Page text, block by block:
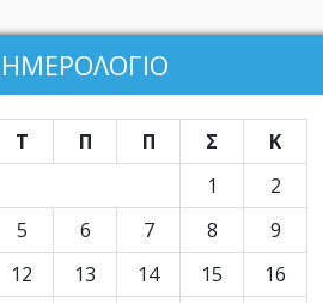
ΗΜΕΡΟΛΟΓΙΟ
Τ Π Π Σ
Κ
1
2
5 6 7 8
9
12 13 14 15
16